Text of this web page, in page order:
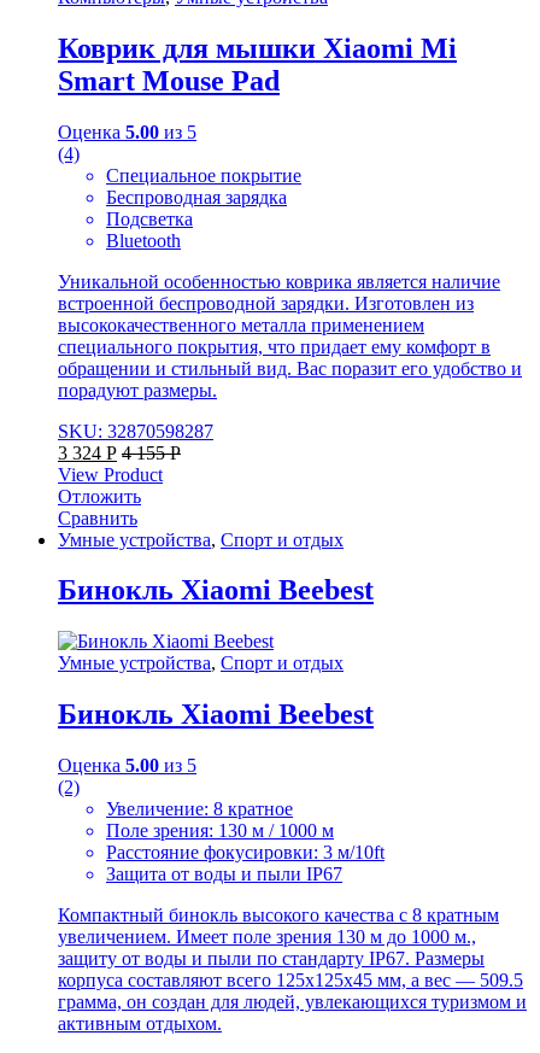
Коврик для мышки Xiaomi Mi
Smart Mouse Pad
Оценка 5.00 из 5
(4)
Специальное покрытие
Беспроводная зарядка
Подсветка
Bluetooth
Уникальной особенностью коврика является наличие
встроенной беспроводной зарядки. Изготовлен из
высококачественного металла применением
специального покрытия, что придает ему комфорт в
обращении и стильный вид. Вас поразит его удобство и
порадуют размеры.
SKU: 32870598287
3 324 Р 4 155Р
View Product
Отложить
Сравнить
Умные устройства, Спорт и отдых
Бинокль Xiaomi Beebest
Умные устройства, Спорт и отдых
Бинокль Xiaomi Beebest
Оценка 5.00 из 5
(2)
Увеличение: 8 кратное
Поле зрения: 130 м / 1000 м
Расстояние фокусировки: 3 м/10ft
Защита от воды и пыли IP67
Компактный бинокль высокого качества с 8 кратным
увеличением. Имеет поле зрения 130 м до 1000 м.,
защиту от воды и пыли по стандарту IP67. Размеры
корпуса составляют всего 125x125x45 мм, а вес — 509.5
грамма, он создан для людей, увлекающихся туризмом и
активным отдыхом.